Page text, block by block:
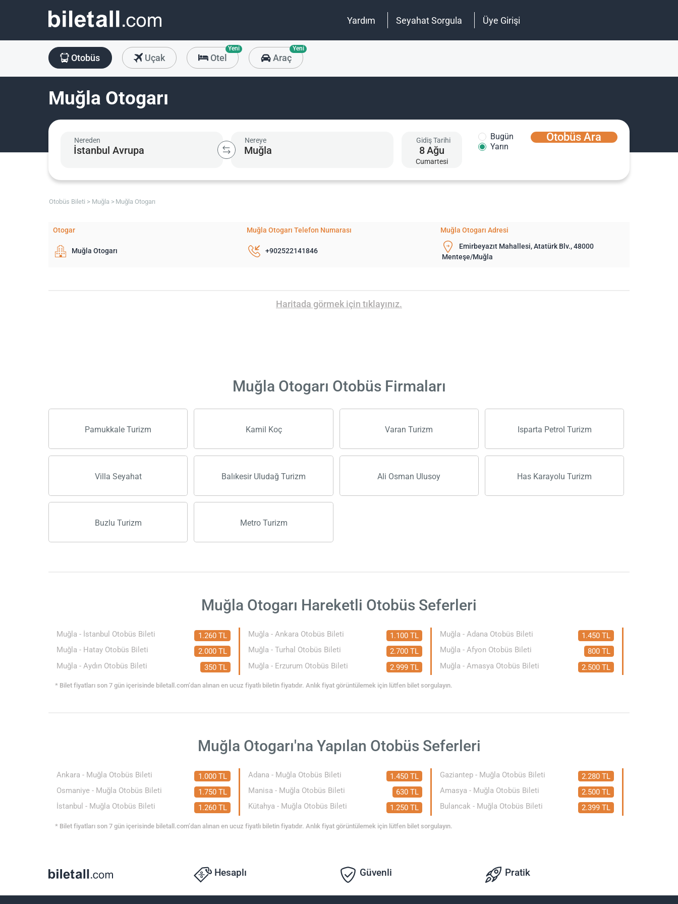
Yardım Seyahat Sorgula Üye Girişi
Otobüs Uçak Otel
Yeni
Araç
Yeni
Muğla Otogarı
Nereden Nereye Gidiş Tarihi
8Ağu
Cumartesi
Bugün
Yarın
Otobüs Ara
Otobüs Bileti Muğla Muğla Otogarı
Otogar Muğla Otogarı Telefon Numarası Muğla Otogarı Adresi
Muğla Otogarı +902522141846
Emirbeyazıt Mahallesi, Atatürk Blv., 48000
Menteşe/Muğla
Haritada görmek için tıklayınız.
Muğla Otogarı Otobüs Firmaları
Pamukkale Turizm Kamil Koç Varan Turizm Isparta Petrol Turizm
Villa Seyahat Balıkesir Uludağ Turizm Ali Osman Ulusoy Has Karayolu Turizm
Buzlu Turizm Metro Turizm
Muğla Otogarı Hareketli Otobüs Seferleri
Muğla - İstanbul Otobüs Bileti 1.260 TL Muğla - Ankara Otobüs Bileti 1.100 TL Muğla - Adana Otobüs Bileti
1.450 TL
Muğla - Hatay Otobüs Bileti
2.000 TL Muğla - Turhal Otobüs Bileti 2.700 TL Muğla - Afyon Otobüs Bileti
800 TL
Muğla - Aydın Otobüs Bileti
350 TL Muğla - Erzurum Otobüs Bileti 2.999 TL Muğla - Amasya Otobüs Bileti 2.500 TL
* Bilet fiyatları son 7 gün içerisinde biletall.com’dan alınan en ucuz fiyatlı biletin fiyatıdır. Anlık fiyat görüntülemek için lütfen bilet sorgulayın.
Muğla Otogarı'na Yapılan Otobüs Seferleri
Ankara - Muğla Otobüs Bileti 1.000 TL Adana - Muğla Otobüs Bileti 1.450 TL Gaziantep - Muğla Otobüs Bileti
2.280 TL
Osmaniye - Muğla Otobüs Bileti
1.750 TL Manisa - Muğla Otobüs Bileti 630 TL Amasya - Muğla Otobüs Bileti
2.500 TL
İstanbul - Muğla Otobüs Bileti
1.260 TL Kütahya - Muğla Otobüs Bileti 1.250 TL Bulancak - Muğla Otobüs Bileti 2.399 TL
* Bilet fiyatları son 7 gün içerisinde biletall.com’dan alınan en ucuz fiyatlı biletin fiyatıdır. Anlık fiyat görüntülemek için lütfen bilet sorgulayın.
Hesaplı Güvenli Pratik